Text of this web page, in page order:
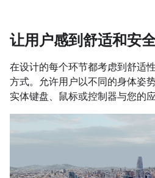
让用户感到舒适和安
在设计的每个环节都考虑到舒适
方式。允许用户以不同的身体姿
实体键盘、鼠标或控制器与您的应